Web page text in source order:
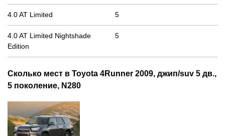
4.0 AT Limited 5
4.0 AT Limited Nightshade
Edition
5
Сколько мест в Toyota 4Runner 2009, джип/suv 5 дв.,
5 поколение, N280